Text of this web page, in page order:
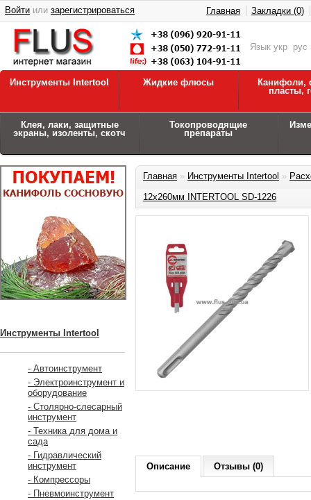
Язык укр рус
Войти или зарегистрироваться Главная Закладки (0)
Инструменты Intertool Жидкие флюсы
Канифоли,
пласты,
Клея, лаки, защитные
экраны, изоленты, скотч
Токопроводящие
препараты
Инструменты Intertool
- Автоинструмент
- Электроинструмент и
оборудование
- Столярно-слесарный
инструмент
- Техника для дома и
сада
- Гидравлический
инструмент
- Компрессоры
- Пневмоинструмент
Главная » Инструменты Intertool »
12x260мм INTERTOOL SD-1226
Описание Отзывы (0)